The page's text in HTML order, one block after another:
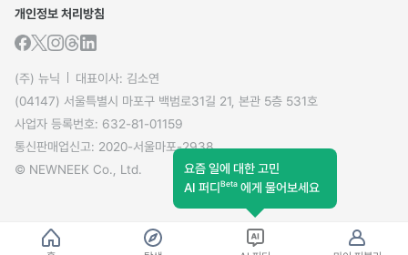
개인정보 처리방침
(주) 뉴닉
대표이사: 김소연
(04147) 서울특별시 마포구 백범로31길 21, 본관 5층 531호
사업자 등록번호: 632-81-01159
통신판매업신고: 2020-서울마포-2938
© NEWNEEK Co., Ltd.
요즘 일에 대한 고민
AI 퍼디Beta 에게 물어보세요